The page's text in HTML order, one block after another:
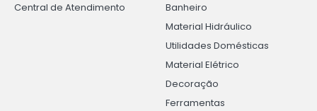
Central de Atendimento
Banheiro
Material Hidráulico
Utilidades Domésticas
Material Elétrico
Decoração
Ferramentas